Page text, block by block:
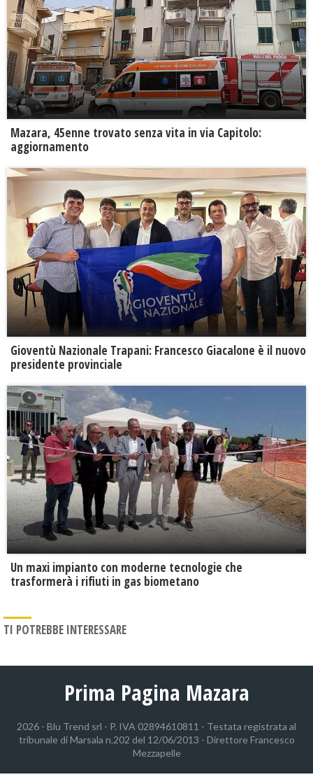
Mazara, 45enne trovato senza vita in via Capitolo:
aggiornamento
Gioventù Nazionale Trapani: Francesco Giacalone è il nuovo
presidente provinciale
Un maxi impianto con moderne tecnologie che
trasformerà i rifiuti in gas biometano
TI POTREBBE INTERESSARE
Prima Pagina Mazara
2026 - Blu Trend srl - P. IVA 02894610811 - Testata registrata al
tribunale di Marsala n.202 del 12/06/2013 - Direttore Francesco
Mezzapelle